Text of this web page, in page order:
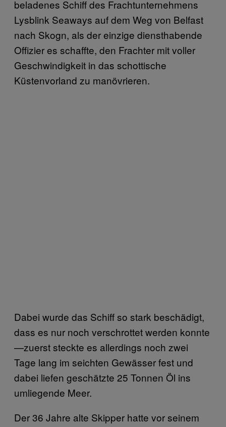
beladenes Schiff des Frachtunternehmens
Lysblink Seaways auf dem Weg von Belfast
nach Skogn, als der einzige diensthabende
Offizier es schaffte, den Frachter mit voller
Geschwindigkeit in das schottische
Küstenvorland zu manövrieren.
Dabei wurde das Schiff so stark beschädigt,
dass es nur noch verschrottet werden konnte
—zuerst steckte es allerdings noch zwei
Tage lang im seichten Gewässer fest und
dabei liefen geschätzte 25 Tonnen Öl ins
umliegende Meer.
Der 36 Jahre alte Skipper hatte vor seinem